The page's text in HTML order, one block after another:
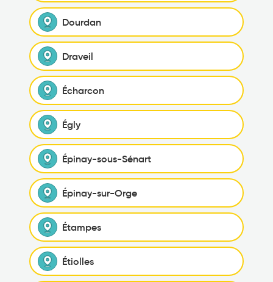
Dourdan
Draveil
Écharcon
Égly
Épinay-sous-Sénart
Épinay-sur-Orge
Étampes
Étiolles